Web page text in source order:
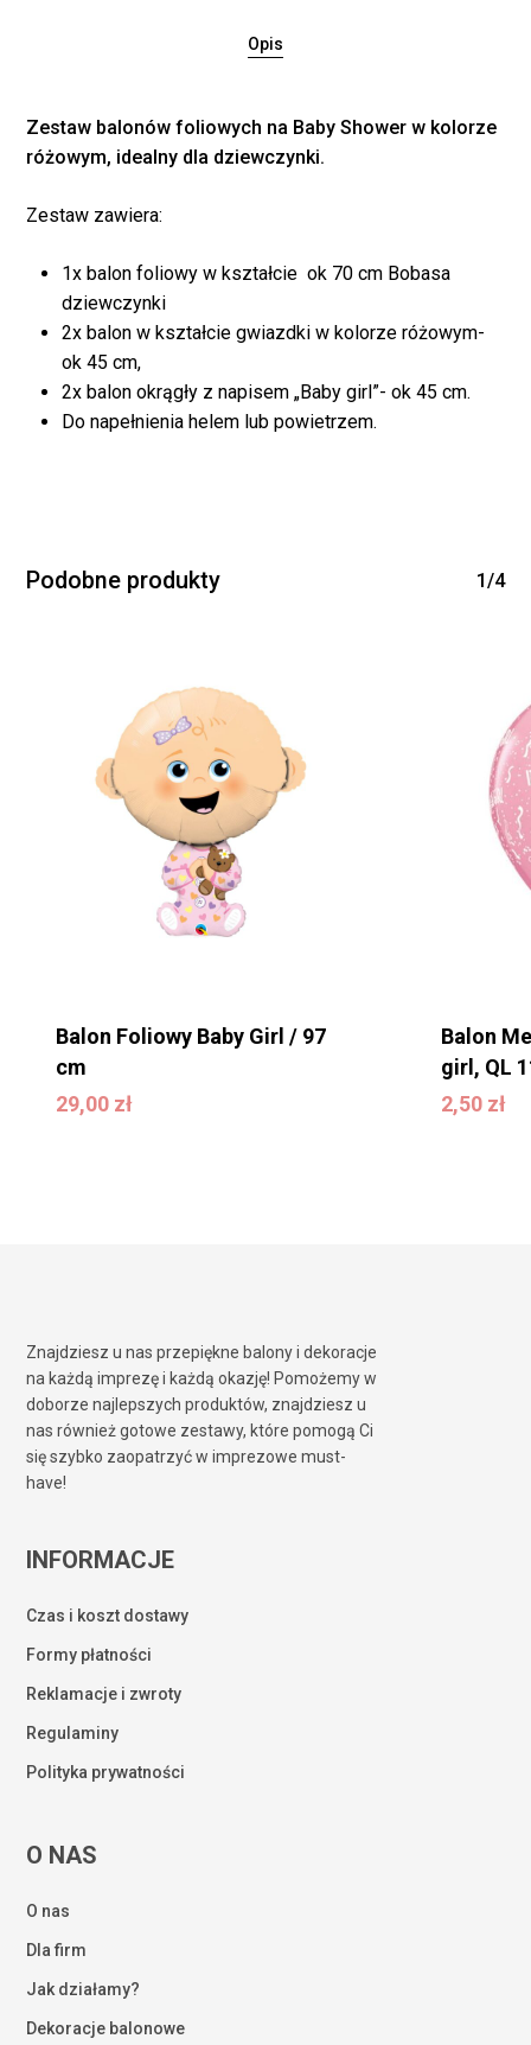
Brak produktów w
koszyku.
WRÓĆ DO SKLEPU
Opis
Zestaw balonów foliowych na Baby Shower w kolorze
różowym, idealny dla dziewczynki.
Zestaw zawiera:
1x balon foliowy w kształcie ok 70 cm Bobasa
dziewczynki
2x balon w kształcie gwiazdki w kolorze różowym-
ok 45 cm,
2x balon okrągły z napisem „Baby girl”- ok 45 cm.
Do napełnienia helem lub powietrzem.
Podobne produkty 1/4
Balon Foliowy Baby Girl / 97
cm
29,00 zł
29,00zł
Balon
girl, QL
2,50 zł
2,50zł
Znajdziesz u nas przepiękne balony i dekoracje
na każdą imprezę i każdą okazję! Pomożemy w
doborze najlepszych produktów, znajdziesz u
nas również gotowe zestawy, które pomogą Ci
się szybko zaopatrzyć w imprezowe must-
have!
INFORMACJE
Czas i koszt dostawy
Formy płatności
Reklamacje i zwroty
Regulaminy
Polityka prywatności
O NAS
O nas
Dla firm
Jak działamy?
Dekoracje balonowe